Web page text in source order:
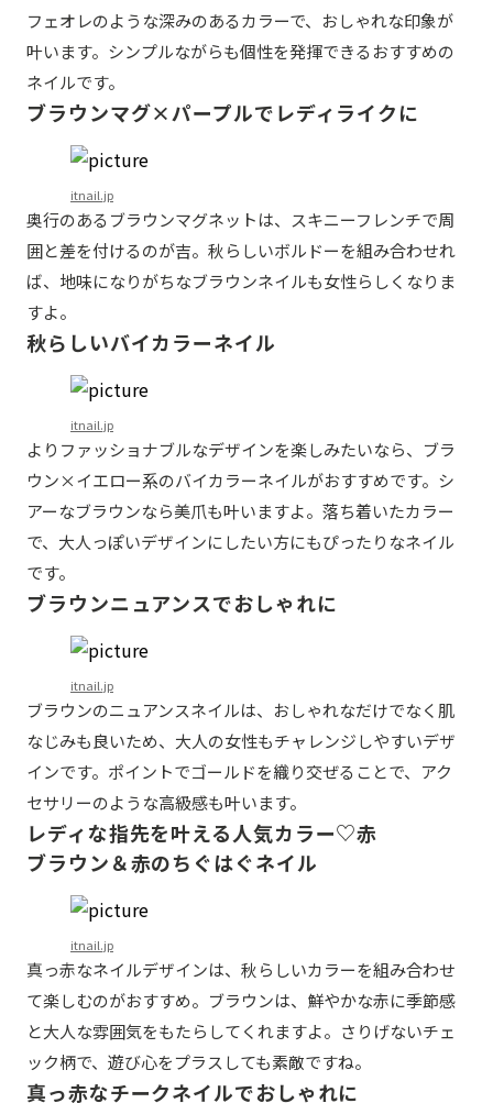
フェオレのような深みのあるカラーで、おしゃれな印象が
叶います。シンプルながらも個性を発揮できるおすすめの
ネイルです。
ブラウンマグ×パープルでレディライクに
itnail.jp
奥行のあるブラウンマグネットは、スキニーフレンチで周
囲と差を付けるのが吉。秋らしいボルドーを組み合わせれ
ば、地味になりがちなブラウンネイルも女性らしくなりま
すよ。
秋らしいバイカラーネイル
itnail.jp
よりファッショナブルなデザインを楽しみたいなら、ブラ
ウン×イエロー系のバイカラーネイルがおすすめです。シ
アーなブラウンなら美爪も叶いますよ。落ち着いたカラー
で、大人っぽいデザインにしたい方にもぴったりなネイル
です。
ブラウンニュアンスでおしゃれに
itnail.jp
ブラウンのニュアンスネイルは、おしゃれなだけでなく肌
なじみも良いため、大人の女性もチャレンジしやすいデザ
インです。ポイントでゴールドを織り交ぜることで、アク
セサリーのような高級感も叶います。
レディな指先を叶える人気カラー♡赤
ブラウン＆赤のちぐはぐネイル
itnail.jp
真っ赤なネイルデザインは、秋らしいカラーを組み合わせ
て楽しむのがおすすめ。ブラウンは、鮮やかな赤に季節感
と大人な雰囲気をもたらしてくれますよ。さりげないチェ
ック柄で、遊び心をプラスしても素敵ですね。
真っ赤なチークネイルでおしゃれに